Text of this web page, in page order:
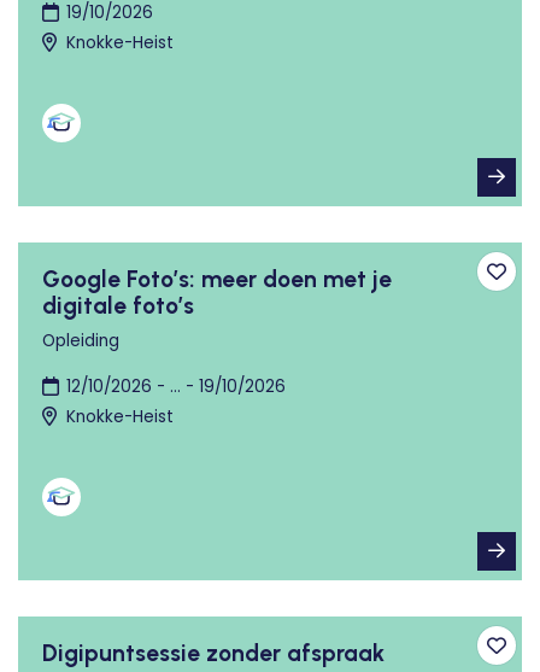
19/10/2026
Knokke-Heist
Google Foto’s: meer doen met je
digitale foto’s
Opleiding
12/10/2026 - ... - 19/10/2026
Knokke-Heist
Digipuntsessie zonder afspraak